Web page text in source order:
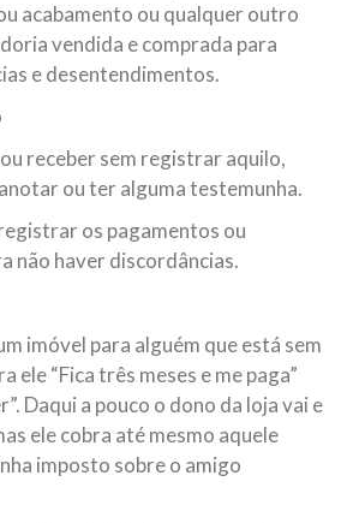
acabamento ou qualquer outro
vendida e comprada para
e desentendimentos.
receber sem registrar aquilo,
ou ter alguma testemunha.
os pagamentos ou
não haver discordâncias.
imóvel para alguém que está sem
ele “Fica três meses e me paga”
Daqui a pouco o dono da loja vai e
ele cobra até mesmo aquele
imposto sobre o amigo